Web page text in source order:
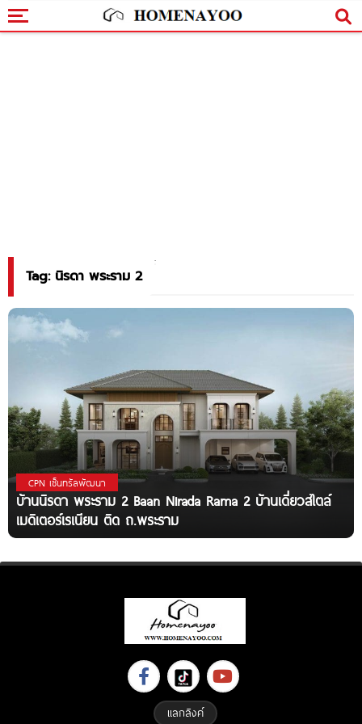
Tag: นิรดา พระราม 2
CPN เซ็นทรัลพัฒนา
บ้านนิรดา พระราม 2 Baan Nirada Rama 2 บ้านเดี่ยวสไตล์
เมดิเตอร์เรเนียน ติด ถ.พระราม
แลกลิงค์